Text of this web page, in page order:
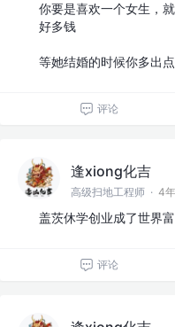
你要是喜欢一个女生，
好多钱
等她结婚的时候你多出
评论
逢xiong化吉
高级扫地工程师 · 4
盖茨休学创业成了世界
评论